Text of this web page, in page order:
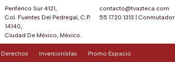
Periférico Sur 4121,
Col. Fuentes Del Pedregal, C.P.
14140,
Ciudad De México, México.
contacto@tvazteca.com
55 1720 1313
Conmutador
Derechos Inversionistas Promo Espacio